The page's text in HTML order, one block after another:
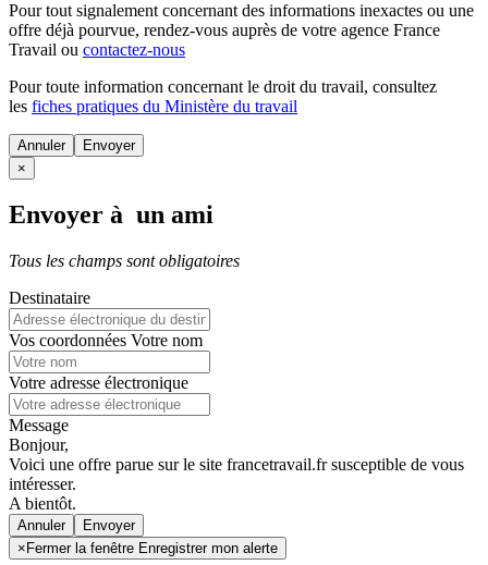
Pour tout signalement concernant des informations inexactes ou une
offre déjà pourvue, rendez-vous auprès de votre agence France
Travail ou contactez-nous
Pour toute information concernant le droit du travail, consultez
les fiches pratiques du Ministère du travail
Annuler
×
Envoyer à un ami
Tous les champs sont obligatoires
Destinataire
Vos coordonnées Votre nom
Votre adresse électronique
Message
Bonjour,
Voici une offre parue sur le site francetravail.fr susceptible de vous
intéresser.
A bientôt.
Annuler
× Fermer la fenêtre Enregistrer mon alerte